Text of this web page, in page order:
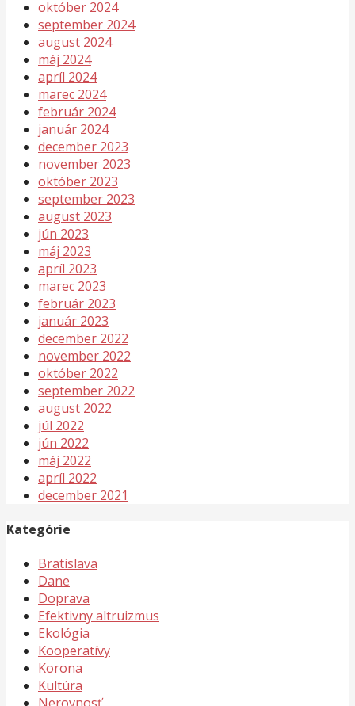
október 2024
september 2024
august 2024
máj 2024
apríl 2024
marec 2024
február 2024
január 2024
december 2023
november 2023
október 2023
september 2023
august 2023
jún 2023
máj 2023
apríl 2023
marec 2023
február 2023
január 2023
december 2022
november 2022
október 2022
september 2022
august 2022
júl 2022
jún 2022
máj 2022
apríl 2022
december 2021
Kategórie
Bratislava
Dane
Doprava
Efektivny altruizmus
Ekológia
Kooperatívy
Korona
Kultúra